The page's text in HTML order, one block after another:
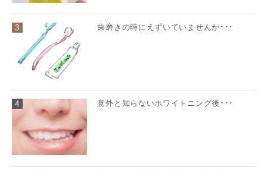
3 歯磨きの時にえずいていませんか･･･
4 意外と知らないホワイトニング後･･･